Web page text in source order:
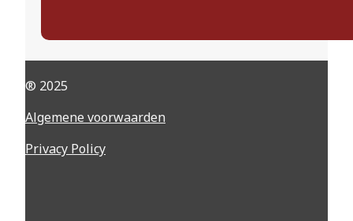
® 2025
Algemene voorwaarden
Privacy Policy